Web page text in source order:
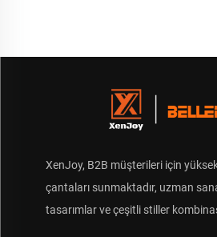
XenJoy, B2B müşterileri için
çantaları sunmaktadır, uzman
tasarımlar ve çeşitli stiller